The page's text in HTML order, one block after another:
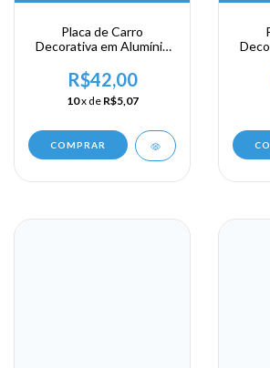
Placa de Carro
Decorativa em Alumínio
Viagem a Curação -
Willemstad
R$42,00
10x de R$5,07
COMPRAR